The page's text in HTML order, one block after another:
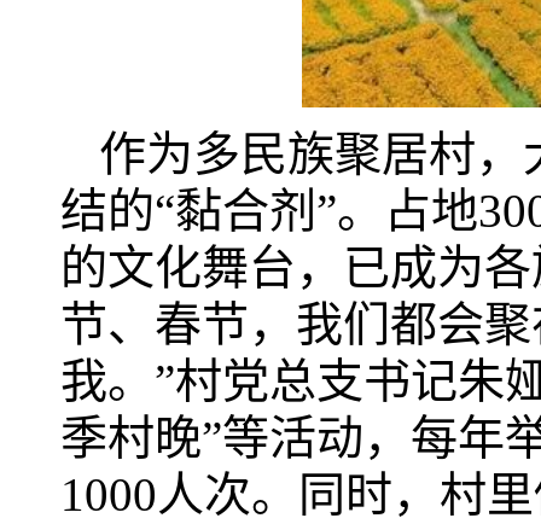
作为多民族聚居村
结的“黏合剂”。占地
的文化舞台，已成为
节、春节，我们都会
我。”村党总支书记朱
季村晚”等活动，每年
1000人次。同时，村